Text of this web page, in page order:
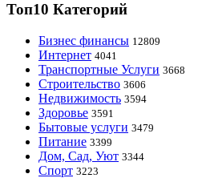
Топ10 Категорий
Бизнес финансы 12809
Интернет 4041
Транспортные Услуги 3668
Строительство 3606
Недвижимость 3594
Здоровье 3591
Бытовые услуги 3479
Питание 3399
Дом, Сад, Уют 3344
Спорт 3223